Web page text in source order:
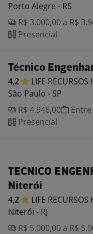
Porto Alegre - RS
R$ 3.000,00 a R$
Presencial
Técnico
4,2 LIFE RECURSOS
São Paulo - SP
R$ 4.946,00
Presencial
TECNICO
Niterói
4,2 LIFE RECURSOS
Niterói - RJ
R$ 5.000,00 a R$